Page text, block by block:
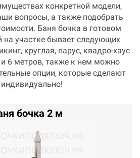
конкретной модели,
вопросы, а также подобрать
Баня бочка в готовом
на участке бывает следующих
круглая, парус, квадро-хаус
и 6 метров, также к нем можно
опции, которые сделают
индивидуально!
бочка 2 м